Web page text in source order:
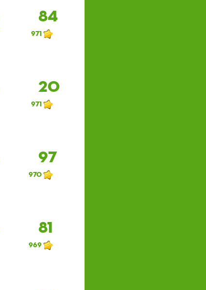
84
971
20
971
97
970
81
969